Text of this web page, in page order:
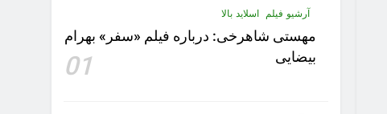
آرشیو فیلم اسلاید بالا
مهستى شاهرخى:‌ درباره فيلم «سفر» بهرام
بیضایی
01